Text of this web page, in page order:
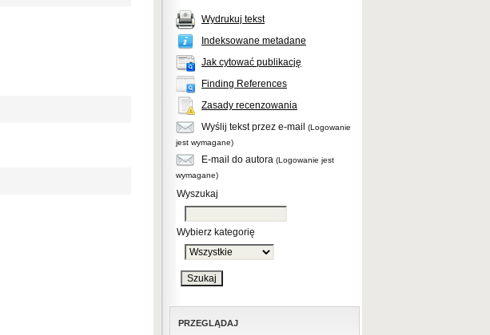
Wydrukuj tekst
Indeksowane metadane
Jak cytować publikację
Finding References
Zasady recenzowania
Wyślij tekst przez e-mail
(Logowanie
jest wymagane)
E-mail do autora (Logowanie jest
wymagane)
Wyszukaj
Wybierz kategorię
PRZEGLĄDAJ